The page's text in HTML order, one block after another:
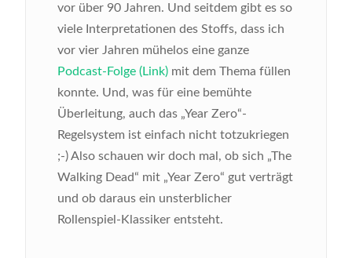
vor über 90 Jahren. Und seitdem gibt es so
viele Interpretationen des Stoffs, dass ich
vor vier Jahren mühelos eine ganze
Podcast-Folge (Link) mit dem Thema füllen
konnte. Und, was für eine bemühte
Überleitung, auch das „Year Zero“-
Regelsystem ist einfach nicht totzukriegen
;-) Also schauen wir doch mal, ob sich „The
Walking Dead“ mit „Year Zero“ gut verträgt
und ob daraus ein unsterblicher
Rollenspiel-Klassiker entsteht.